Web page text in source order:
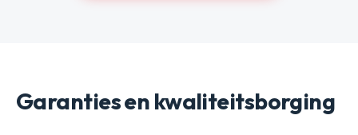
Garanties en kwaliteitsborging